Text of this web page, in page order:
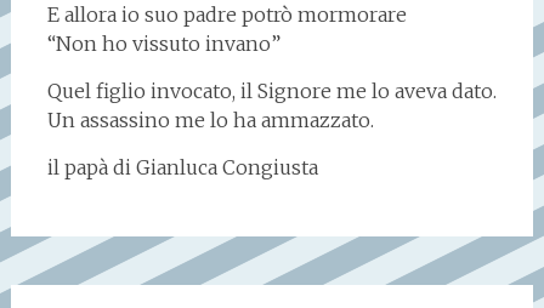
E allora io suo padre potrò mormorare
“Non ho vissuto invano”
Quel figlio invocato, il Signore me lo aveva dato.
Un assassino me lo ha ammazzato.
il papà di Gianluca Congiusta